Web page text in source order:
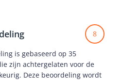
8
is gebaseerd op 35
zijn achtergelaten voor de
Deze beoordeling wordt